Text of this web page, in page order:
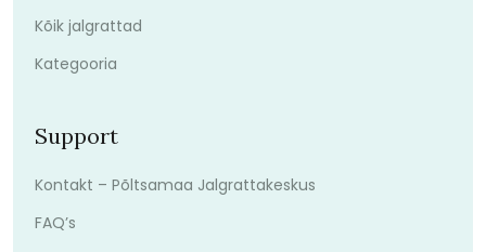
Kõik jalgrattad
Kategooria
Support
Kontakt – Põltsamaa Jalgrattakeskus
FAQ’s